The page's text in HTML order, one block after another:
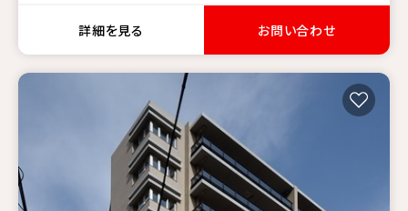
詳細を見る お問い合わせ